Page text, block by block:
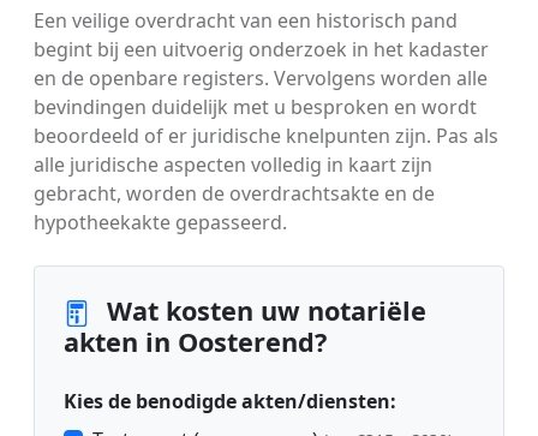
Een veilige overdracht van een historisch pand
begint bij een uitvoerig onderzoek in het kadaster
en de openbare registers. Vervolgens worden alle
bevindingen duidelijk met u besproken en wordt
beoordeeld of er juridische knelpunten zijn. Pas als
alle juridische aspecten volledig in kaart zijn
gebracht, worden de overdrachtsakte en de
hypotheekakte gepasseerd.
Wat kosten uw notariële
akten in Oosterend?
Kies de benodigde akten/diensten: